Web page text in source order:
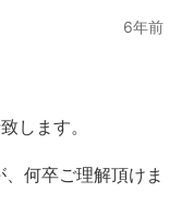
6年前
します。
何卒ご理解頂けま